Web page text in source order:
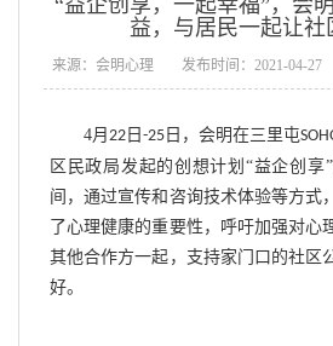
“益企创享，一起幸福”，会
益，与居民一起让社
来源：会明心理 发布时间：2021-04-27
4月 22 日 -25 日，会明在三里屯
区民政局发起的创想计划“益企创享
间，通过宣传和咨询技术体验等方式
了心理健康的重要性，呼吁加强对心
其他合作方一起，支持家门口的社区
好。